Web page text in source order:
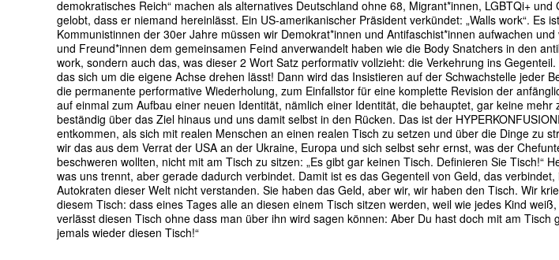
demokratisches Reich“ machen als alternatives Deutschland ohne 68, Migrant*innen, LGBTQi+
gelobt, dass er niemand hereinlässt. Ein US-amerikanischer Präsident verkündet: „Walls work“. Es
Kommunistinnen der 30er Jahre müssen wir Demokrat*innen und Antifaschist*innen aufwachen
und Freund*innen dem gemeinsamen Feind anverwandelt haben wie die Body Snatchers in den
work, sondern auch das, was dieser 2 Wort Satz performativ vollzieht: die Verkehrung ins
das sich um die eigene Achse drehen lässt! Dann wird das Insistieren auf der Schwachstelle jeder
die permanente performative Wiederholung, zum Einfallstor für eine komplette Revision der
auf einmal zum Aufbau einer neuen Identität, nämlich einer Identität, die behauptet, gar keine mehr
beständig über das Ziel hinaus und uns damit selbst in den Rücken. Das ist der
entkommen, als sich mit realen Menschen an einen realen Tisch zu setzen und über die Dinge zu
wir das aus dem Verrat der USA an der Ukraine, Europa und sich selbst sehr ernst, was der
beschweren wollten, nicht mit am Tisch zu sitzen: „Es gibt gar keinen Tisch. Definieren Sie Tisch!“
was uns trennt, aber gerade dadurch verbindet. Damit ist es das Gegenteil von Geld, das
Autokraten dieser Welt nicht verstanden. Sie haben das Geld, aber wir, wir haben den Tisch. Wir
diesem Tisch: dass eines Tages alle an diesen einem Tisch sitzen werden, weil wie jedes Kind
verlässt diesen Tisch ohne dass man über ihn wird sagen können: Aber Du hast doch mit am
jemals wieder diesen Tisch!“